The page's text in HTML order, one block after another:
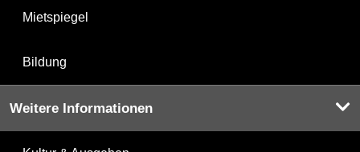
Mietspiegel
Bildung
Weitere Informationen